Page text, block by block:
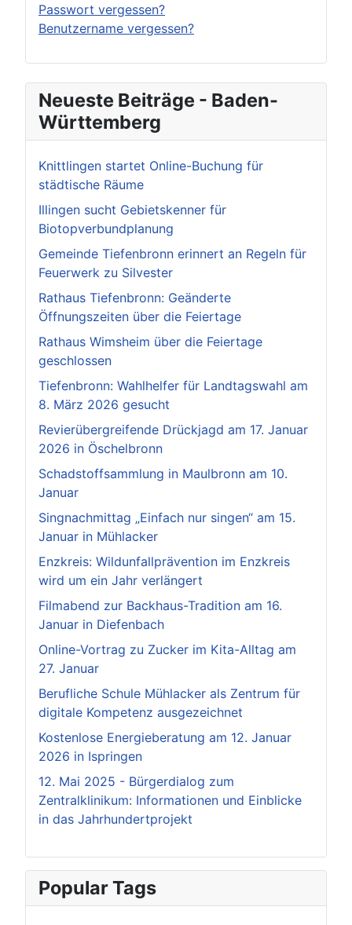
Passwort vergessen?
Benutzername vergessen?
Neueste Beiträge - Baden-
Württemberg
Knittlingen startet Online-Buchung für
städtische Räume
Illingen sucht Gebietskenner für
Biotopverbundplanung
Gemeinde Tiefenbronn erinnert an Regeln für
Feuerwerk zu Silvester
Rathaus Tiefenbronn: Geänderte
Öffnungszeiten über die Feiertage
Rathaus Wimsheim über die Feiertage
geschlossen
Tiefenbronn: Wahlhelfer für Landtagswahl am
8. März 2026 gesucht
Revierübergreifende Drückjagd am 17. Januar
2026 in Öschelbronn
Schadstoffsammlung in Maulbronn am 10.
Januar
Singnachmittag „Einfach nur singen“ am 15.
Januar in Mühlacker
Enzkreis: Wildunfallprävention im Enzkreis
wird um ein Jahr verlängert
Filmabend zur Backhaus-Tradition am 16.
Januar in Diefenbach
Online-Vortrag zu Zucker im Kita-Alltag am
27. Januar
Berufliche Schule Mühlacker als Zentrum für
digitale Kompetenz ausgezeichnet
Kostenlose Energieberatung am 12. Januar
2026 in Ispringen
12. Mai 2025 - Bürgerdialog zum
Zentralklinikum: Informationen und Einblicke
in das Jahrhundertprojekt
Popular Tags